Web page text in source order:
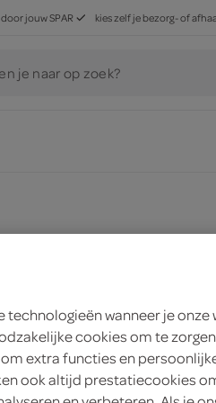
jouw SPAR kies zelf je bezorg- of
je naar op zoek?
lamp e27
technologieën wanneer je onze
cookies om te
extra functies en
ook altijd prestatiecookies